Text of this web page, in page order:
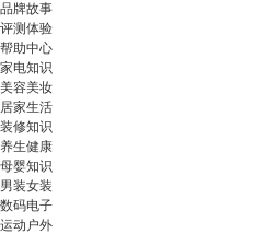
品牌故事
评测体验
帮助中心
家电知识
美容美妆
居家生活
装修知识
养生健康
母婴知识
男装女装
数码电子
运动户外